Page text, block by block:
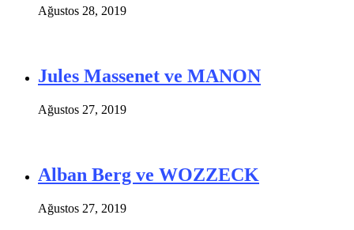
Ağustos 28, 2019
Jules Massenet ve MANON
Ağustos 27, 2019
Alban Berg ve WOZZECK
Ağustos 27, 2019